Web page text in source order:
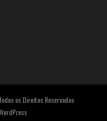
os Direitos Reservados